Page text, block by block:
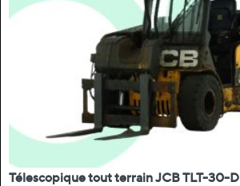
Télescopique tout terrain JCB TLT-30-D